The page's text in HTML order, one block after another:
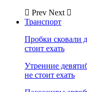
Prev Next
Транспорт
Пробки сковали
стоит ехать
Утренние
не стоит ехать